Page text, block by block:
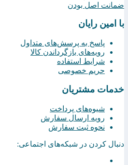
ضمانت اصل بودن
با امین رایان
پاسخ به پرسش‌های متداول
رویه‌های بازگرداندن کالا
شرایط استفاده
حریم خصوصی
خدمات مشتریان
شیوه‌های پرداخت
رویه ارسال سفارش
نحوه ثبت سفارش
دنبال کردن در شبکه‌های اجتماعی: